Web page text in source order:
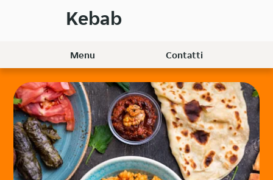
Kebab
Menu Contatti